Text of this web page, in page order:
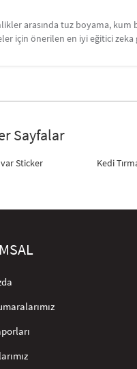
arasında tuz boyama,
için önerilen en iyi eğitici
Sayfalar
Sticker Kedi